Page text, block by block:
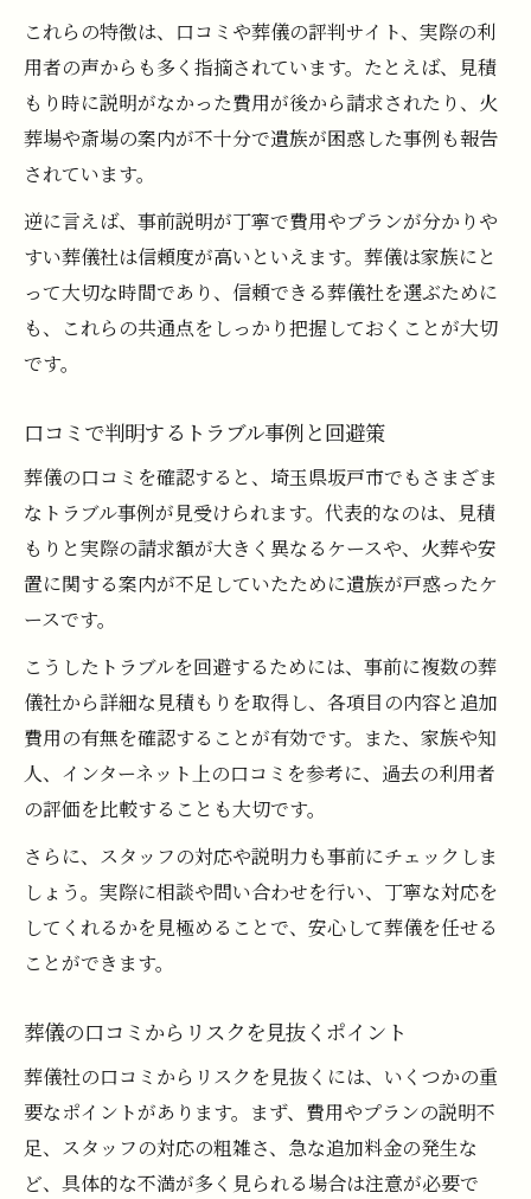
これらの特徴は、口コミや葬儀の評判サイト、実際の利
用者の声からも多く指摘されています。たとえば、見積
もり時に説明がなかった費用が後から請求されたり、火
葬場や斎場の案内が不十分で遺族が困惑した事例も報告
されています。
逆に言えば、事前説明が丁寧で費用やプランが分かりや
すい葬儀社は信頼度が高いといえます。葬儀は家族にと
って大切な時間であり、信頼できる葬儀社を選ぶために
も、これらの共通点をしっかり把握しておくことが大切
です。
口コミで判明するトラブル事例と回避策
葬儀の口コミを確認すると、埼玉県坂戸市でもさまざま
なトラブル事例が見受けられます。代表的なのは、見積
もりと実際の請求額が大きく異なるケースや、火葬や安
置に関する案内が不足していたために遺族が戸惑ったケ
ースです。
こうしたトラブルを回避するためには、事前に複数の葬
儀社から詳細な見積もりを取得し、各項目の内容と追加
費用の有無を確認することが有効です。また、家族や知
人、インターネット上の口コミを参考に、過去の利用者
の評価を比較することも大切です。
さらに、スタッフの対応や説明力も事前にチェックしま
しょう。実際に相談や問い合わせを行い、丁寧な対応を
してくれるかを見極めることで、安心して葬儀を任せる
ことができます。
葬儀の口コミからリスクを見抜くポイント
葬儀社の口コミからリスクを見抜くには、いくつかの重
要なポイントがあります。まず、費用やプランの説明不
足、スタッフの対応の粗雑さ、急な追加料金の発生な
ど、具体的な不満が多く見られる場合は注意が必要で